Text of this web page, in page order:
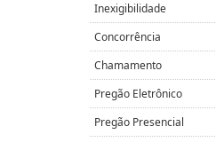
Inexigibilidade
Concorrência
Chamamento
Pregão Eletrônico
Pregão Presencial